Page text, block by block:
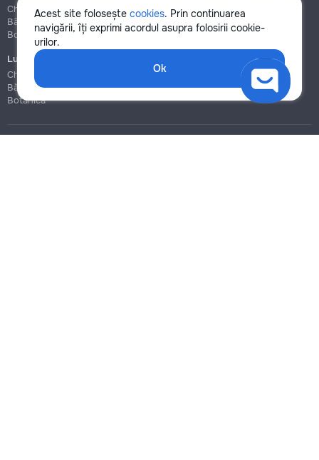
Acest site folosește cookies. Prin continuarea
navigării, îți exprimi acordul asupra folosirii cookie-
urilor.
Ok
Chișinău
Bălți
Botanica
Chișinău
Botanica
Lucrări de construcție și instalare
Chișinău
Bălți
Botanica